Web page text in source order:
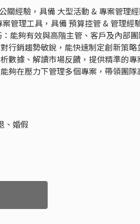
關經驗，具備 大型活動 & 專案管理經
管理工具，具備 預算控管 & 管理經
能夠有效與高階主管、客戶及內部
行銷趨勢敏銳，能快速制定創新策略
數據、解讀市場反饋，提供精準的專
夠在壓力下管理多個專案，帶領團隊
、婚假